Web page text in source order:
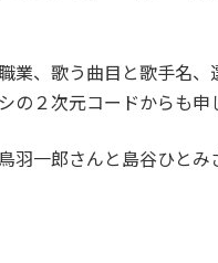
、歌う曲目と歌手名、
２次元コードからも申
一郎さんと島谷ひとみ